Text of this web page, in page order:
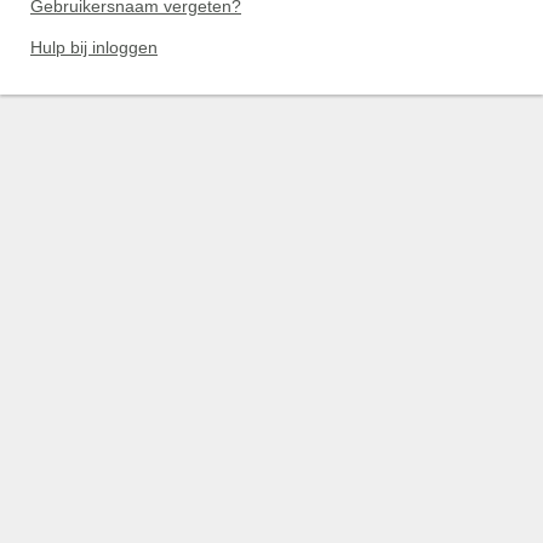
Gebruikersnaam vergeten?
Hulp bij inloggen